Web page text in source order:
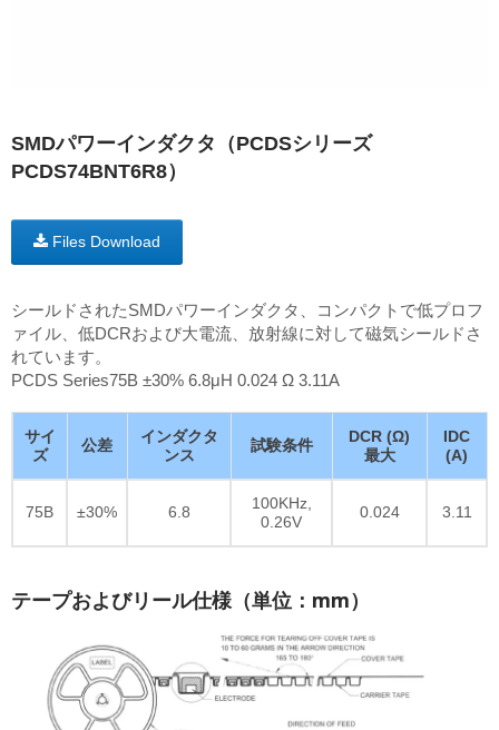
SMDパワーインダクタ（PCDSシリーズ
PCDS74BNT6R8）
Files Download
シールドされたSMDパワーインダクタ、コンパクトで低プロフ
ァイル、低DCRおよび大電流、放射線に対して磁気シールドさ
れています。
PCDS Series75B ±30% 6.8μH 0.024 Ω 3.11A
サイ
ズ
公差
インダクタ
ンス
試験条件
DCR (Ω)
最大
IDC
(A)
75B ±30% 6.8
100KHz,
0.26V
0.024 3.11
テープおよびリール仕様（単位：mm）